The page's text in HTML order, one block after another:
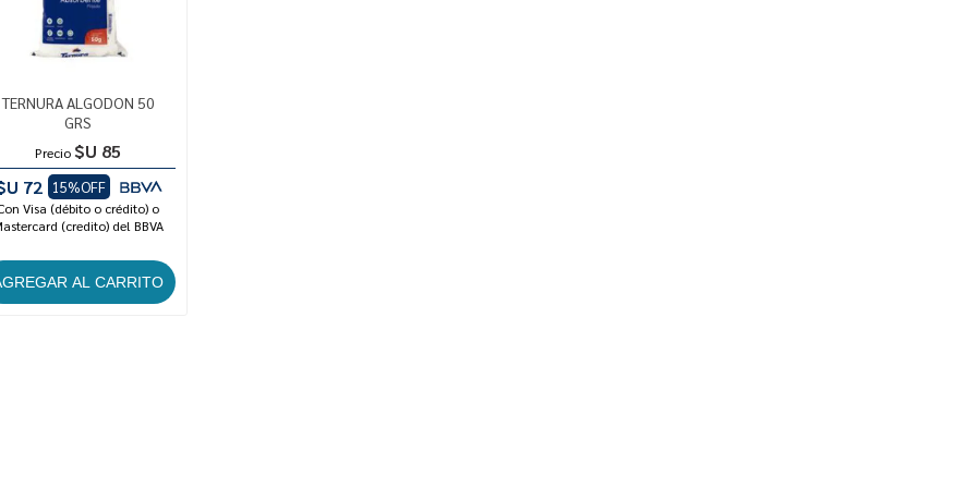
TERNURA ALGODON 50
GRS
Precio $U 85
72 15%OFF
Visa (débito o crédito) o
(credito) del BBVA